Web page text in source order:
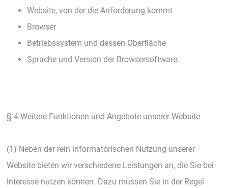
Website, von der die Anforderung kommt
Browser
Betriebssystem und dessen Oberfläche
Sprache und Version der Browsersoftware.
§ 4 Weitere Funktionen und Angebote unserer Website
(1) Neben der rein informatorischen Nutzung unserer
Website bieten wir verschiedene Leistungen an, die Sie bei
Interesse nutzen können. Dazu müssen Sie in der Regel